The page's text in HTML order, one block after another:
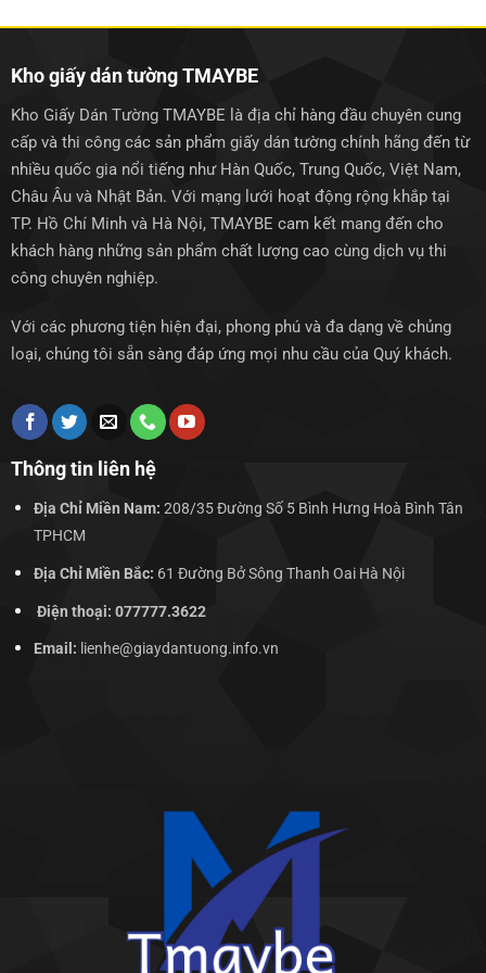
Kho giấy dán tường TMAYBE
Kho Giấy Dán Tường TMAYBE là địa chỉ hàng đầu chuyên cung
cấp và thi công các sản phẩm giấy dán tường chính hãng đến từ
nhiều quốc gia nổi tiếng như Hàn Quốc, Trung Quốc, Việt Nam,
Châu Âu và Nhật Bản. Với mạng lưới hoạt động rộng khắp tại
TP. Hồ Chí Minh và Hà Nội, TMAYBE cam kết mang đến cho
khách hàng những sản phẩm chất lượng cao cùng dịch vụ thi
công chuyên nghiệp.
Với các phương tiện hiện đại, phong phú và đa dạng về chủng
loại, chúng tôi sẵn sàng đáp ứng mọi nhu cầu của Quý khách.
Thông tin liên hệ
Địa Chỉ Miền Nam: 208/35 Đường Số 5 Bình Hưng Hoà Bình Tân
TPHCM
Địa Chỉ Miền Bắc: 61 Đường Bở Sông Thanh Oai Hà Nội
Điện thoại: 077777.3622
Email: lienhe@giaydantuong.info.vn